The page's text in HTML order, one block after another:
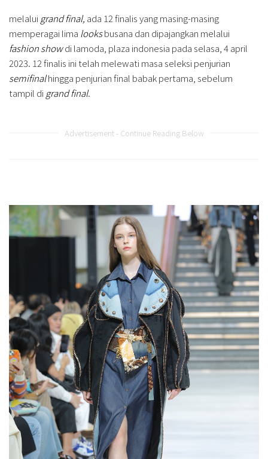
melalui grand final, ada 12 finalis yang masing-masing
memperagai lima looksbusana dan dipajangkan melalui
fashion showdi lamoda, plaza indonesia pada selasa, 4 april
2023. 12 finalis ini telah melewati masa seleksi penjurian
semifinalhingga penjurian final babak pertama, sebelum
tampil di grand final.
Advertisement - Continue Reading Below